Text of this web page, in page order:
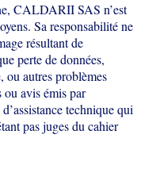
CALDARII SAS n’est
Sa responsabilité ne
résultant de
perte de données,
ou autres problèmes
ou avisémis par
technique qui
pas juges du cahier